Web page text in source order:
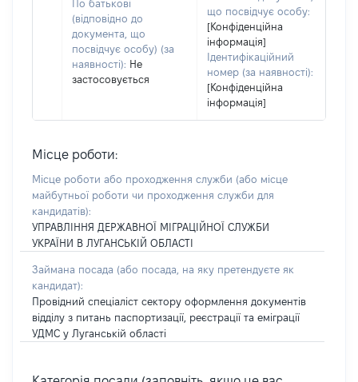
По батькові
(відповідно до
документа, що
посвідчує особу) (за
наявності): Не
застосовується
що посвідчує особу:
[Конфіденційна
інформація]
Ідентифікаційний
номер (за наявності):
[Конфіденційна
інформація]
Місце роботи:
Місце роботи або проходження служби (або місце
майбутньої роботи чи проходження служби для
кандидатів):
УПРАВЛІННЯ ДЕРЖАВНОЇ МІГРАЦІЙНОЇ СЛУЖБИ
УКРАЇНИ В ЛУГАНСЬКІЙ ОБЛАСТІ
Займана посада (або посада, на яку претендуєте як
кандидат):
Провідний спеціаліст сектору оформлення документів
відділу з питань паспортизації, реєстрації та еміграції
УДМС у Луганській області